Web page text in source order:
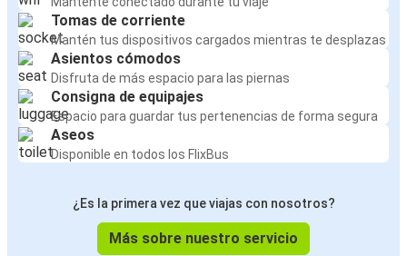
Tomas de corriente
Mantén tus dispositivos cargados mientras te desplazas
Asientos cómodos
Disfruta de más espacio para las piernas
Consigna de equipajes
Espacio para guardar tus pertenencias de forma segura
Aseos
Disponible en todos los FlixBus
¿Es la primera vez que viajas con nosotros?
Más sobre nuestro servicio